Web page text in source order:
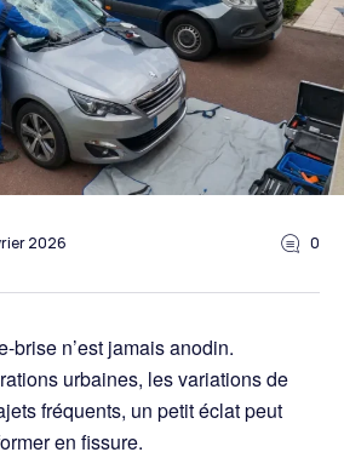
2026 0
brise n’est jamais anodin.
urbaines, les variations de
fréquents, un petit éclat peut
en fissure.